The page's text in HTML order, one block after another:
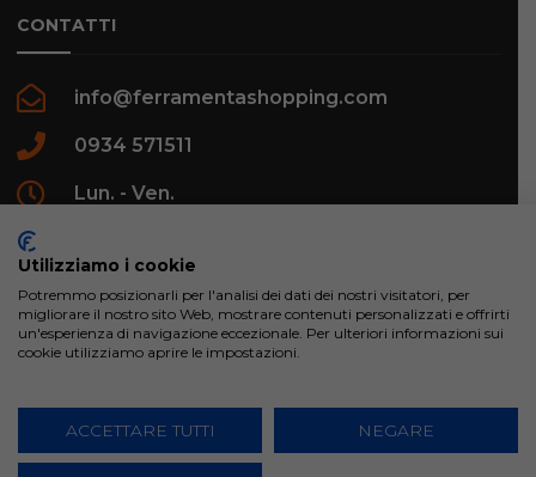
CONTATTI
info@ferramentashopping.com
0934 571511
Lun. - Ven.
Creative Agency | All Rights Reserved.
Utilizziamo i cookie
Potremmo posizionarli per l'analisi dei dati dei nostri visitatori, per
migliorare il nostro sito Web, mostrare contenuti personalizzati e offrirti
un'esperienza di navigazione eccezionale. Per ulteriori informazioni sui
cookie utilizziamo aprire le impostazioni.
ACCETTARE TUTTI NEGARE